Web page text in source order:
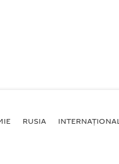
RUSIA INTERNAŢIONAL